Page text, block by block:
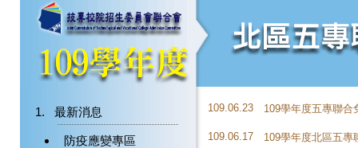
最新消息
防疫應變專區
109.06.23 109學年度五專聯
109.06.17 109學年度北區五專